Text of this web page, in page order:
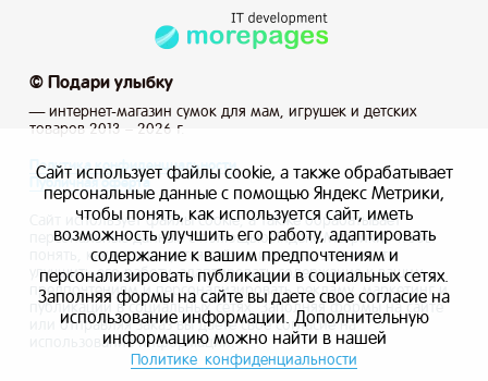
© Подари улыбку
— интернет-магазин сумок для мам, игрушек и детских
товаров 2013 – 2026 г.
Политика конфиденциальности
Публичная оферта
Сайт использует файлы cookie, а также обрабатывает
персональные данные с помощью Яндекс Метрики, чтобы
понять, как используется сайт, и иметь возможность
улучшить его работу, адаптировать содержание к вашим
предпочтениям и персонализировать рекламу, маркетинг и
публикации в социальных сетях. Заполняя формы на сайте
или отправляя заказ вы даете свое согласие на
использование информации.
Сайт использует файлы cookie, а также обрабатывает
персональные данные с помощью Яндекс Метрики,
чтобы понять, как используется сайт, иметь
возможность улучшить его работу, адаптировать
содержание к вашим предпочтениям и
персонализировать публикации в социальных сетях.
Заполняя формы на сайте вы даете свое согласие на
использование информации. Дополнительную
информацию можно найти в нашей
Политике конфиденциальности